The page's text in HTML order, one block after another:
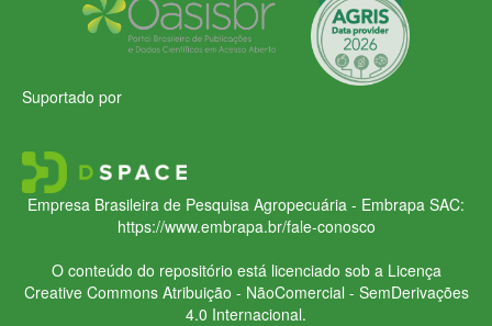
Suportado por
Empresa Brasileira de Pesquisa Agropecuária - Embrapa SAC:
https://www.embrapa.br/fale-conosco
O conteúdo do repositório está licenciado sob a Licença
Creative CommonsAtribuição - NãoComercial - SemDerivações
4.0 Internacional.